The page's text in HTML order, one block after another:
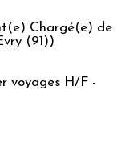
Chargé(e) de
(91))
voyages H/F -